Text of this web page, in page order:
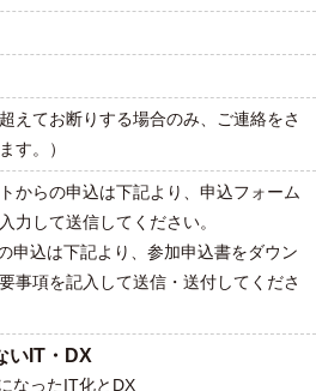
えてお断りする場合のみ、ご連絡をさ
す。）
からの申込は下記より、申込フォーム
力して送信してください。
申込は下記より、参加申込書をダウン
事項を記入して送信・送付してくださ
いIT・DX
なったIT化とDX